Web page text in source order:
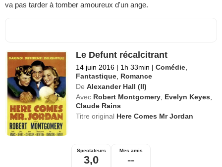
va pas tarder à tomber amoureux d'un ange.
Le Defunt récalcitrant
14 juin 2016 | 1h 33min | Comédie,
Fantastique, Romance
De Alexander Hall (II)
Avec Robert Montgomery, Evelyn Keyes,
Claude Rains
Titre original Here Comes Mr Jordan
Spectateurs
3,0
Mes amis
--